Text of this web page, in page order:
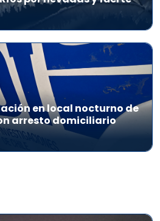
en local nocturno de
arresto domiciliario